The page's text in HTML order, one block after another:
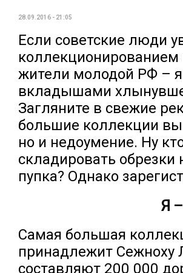
28.09.2016 - 21:05
Если советские люди
коллекционированием
жители молодой РФ –
вкладышами
Загляните в свежие
большие коллекции
но и недоумение. Ну
складировать
пупка? Однако
Я
Самая большая
принадлежит Сежноху
составляют 200 000